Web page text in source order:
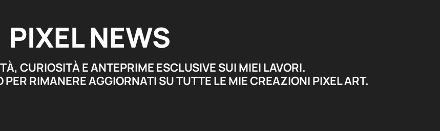
PIXEL NEWS
CURIOSITÀ E ANTEPRIME ESCLUSIVE SUI MIEI LAVORI.
RIMANERE AGGIORNATI SU TUTTE LE MIE CREAZIONI PIXEL ART.